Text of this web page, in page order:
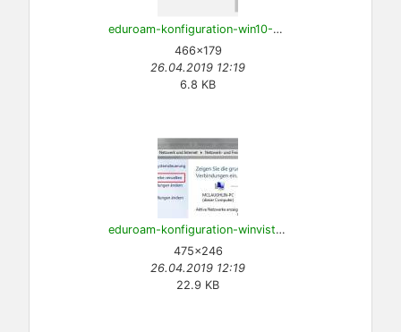
eduroam-konfiguration-win10-16.png
466×179
26.04.2019 12:19
6.8 KB
eduroam-konfiguration-winvista-0.jpg
475×246
26.04.2019 12:19
22.9 KB